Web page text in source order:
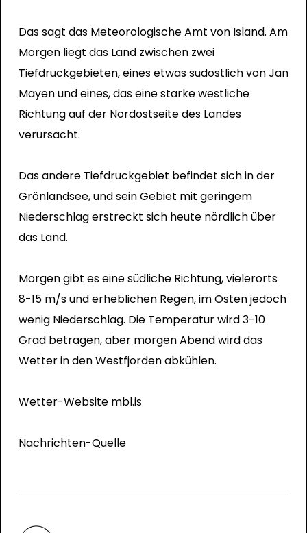
Das sagt das Meteorologische Amt von Island. Am
Morgen liegt das Land zwischen zwei
Tiefdruckgebieten, eines etwas südöstlich von Jan
Mayen und eines, das eine starke westliche
Richtung auf der Nordostseite des Landes
verursacht.
Das andere Tiefdruckgebiet befindet sich in der
Grönlandsee, und sein Gebiet mit geringem
Niederschlag erstreckt sich heute nördlich über
das Land.
Morgen gibt es eine südliche Richtung, vielerorts
8-15 m/s und erheblichen Regen, im Osten jedoch
wenig Niederschlag. Die Temperatur wird 3-10
Grad betragen, aber morgen Abend wird das
Wetter in den Westfjorden abkühlen.
Wetter-Website mbl.is
Nachrichten-Quelle